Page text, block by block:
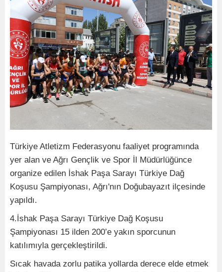
Türkiye Atletizm Federasyonu faaliyet programında
yer alan ve Ağrı Gençlik ve Spor İl Müdürlüğünce
organize edilen İshak Paşa Sarayı Türkiye Dağ
Koşusu Şampiyonası, Ağrı'nın Doğubayazıt ilçesinde
yapıldı.
4.İshak Paşa Sarayı Türkiye Dağ Koşusu
Şampiyonası 15 ilden 200’e yakın sporcunun
katılımıyla gerçekleştirildi.
Sıcak havada zorlu patika yollarda derece elde etmek